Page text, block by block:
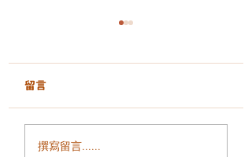
面部鬆弛、輪廓模糊、
留言
撰寫留言......